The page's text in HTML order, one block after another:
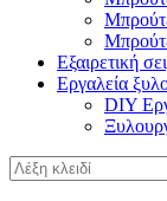
Εξαιρετική
Εργαλεία
DIY